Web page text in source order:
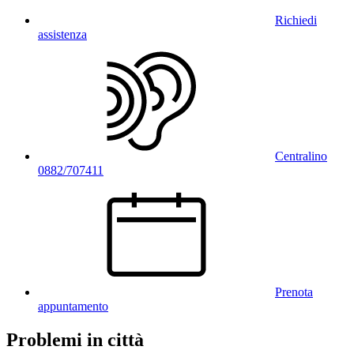
Richiedi
assistenza
Centralino
0882/707411
Prenota
appuntamento
Problemi in città